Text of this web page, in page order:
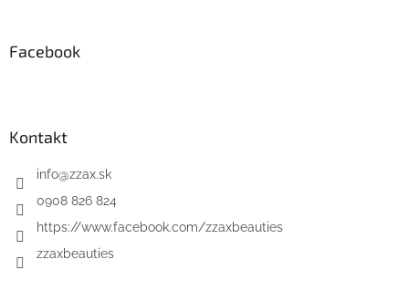
Facebook
Kontakt
info@zzax.sk
0908 826 824
https://www.facebook.com/zzaxbeauties
zzaxbeauties